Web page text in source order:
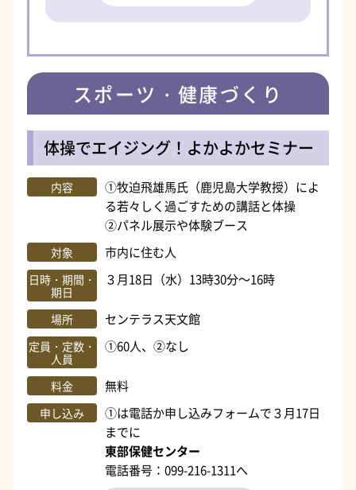
スポーツ・健康づくり
体操でエイジング！よかよかセミナー
内容
①牧迫飛雄馬氏（鹿児島大学教授）によ
る若々しく過ごすための講話と体操
②パネル展示や体験ブース
対象 市内に住む人
日時・期間・
期日
３月18日（水）13時30分～16時
場所 センテラス天文館
定員・定数・
人員
①60人、②なし
料金 無料
申し込み
①は電話か申し込みフォームで３月17日
までに
東部保健センター
電話番号：099-216-1311へ